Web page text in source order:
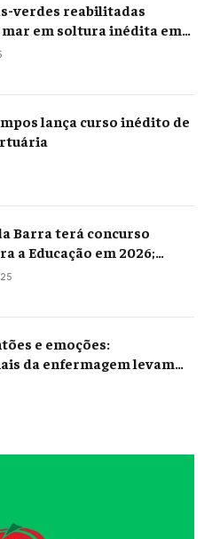
verdes reabilitadas
em soltura inédita em
lança curso inédito de
Barra terá concurso
a Educação em 2026;
na Câmara
e emoções:
da enfermagem levam
ao palco em Campos